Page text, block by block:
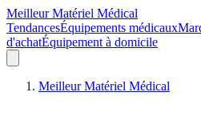
Meilleur Matériel Médical
TendancesÉquipements médicaux
d'achatÉquipement à domicile
Meilleur Matériel Médical